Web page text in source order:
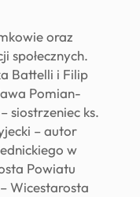
oraz
społecznych.
Battelli i Filip
Pomian-
siostrzeniec ks.
– autor
w
Powiatu
Wicestarosta